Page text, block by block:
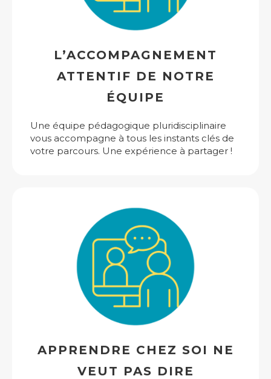
L’ACCOMPAGNEMENT
ATTENTIF DE NOTRE
ÉQUIPE
Une équipe pédagogique pluridisciplinaire
vous accompagne à tous les instants clés de
votre parcours. Une expérience à partager !
APPRENDRE CHEZ SOI NE
VEUT PAS DIRE